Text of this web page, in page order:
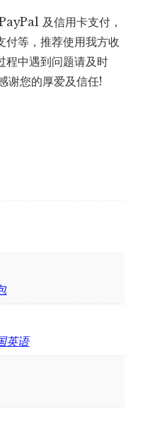
及信用卡支付，
付等，推荐使用我方收
程中遇到问题请及时
谢您的厚爱及信任!
英语